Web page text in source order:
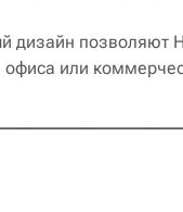
дизайн позволяют
офиса или